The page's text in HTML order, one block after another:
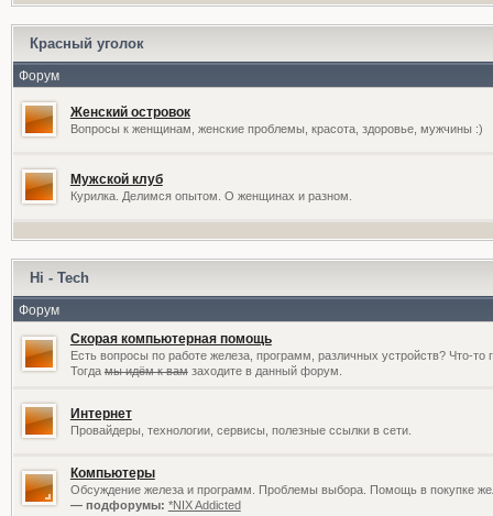
Красный уголок
Форум
Женский островок
Вопросы к женщинам, женские проблемы, красота, здоровье, мужчины :)
Мужской клуб
Курилка. Делимся опытом. О женщинах и разном.
Hi - Tech
Форум
Скорая компьютерная помощь
Есть вопросы по работе железа, программ, различных устройств? Что-то
Тогдамы идём к вамзаходите в данный форум.
Интернет
Провайдеры, технологии, сервисы, полезные ссылки в сети.
Компьютеры
Обсуждение железа и программ. Проблемы выбора. Помощь в покупке
— подфорумы: *NIX Addicted